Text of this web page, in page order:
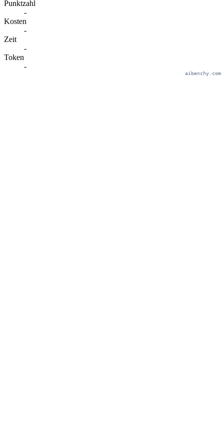
Punktzahl
-
Kosten
-
Zeit
-
Token
-